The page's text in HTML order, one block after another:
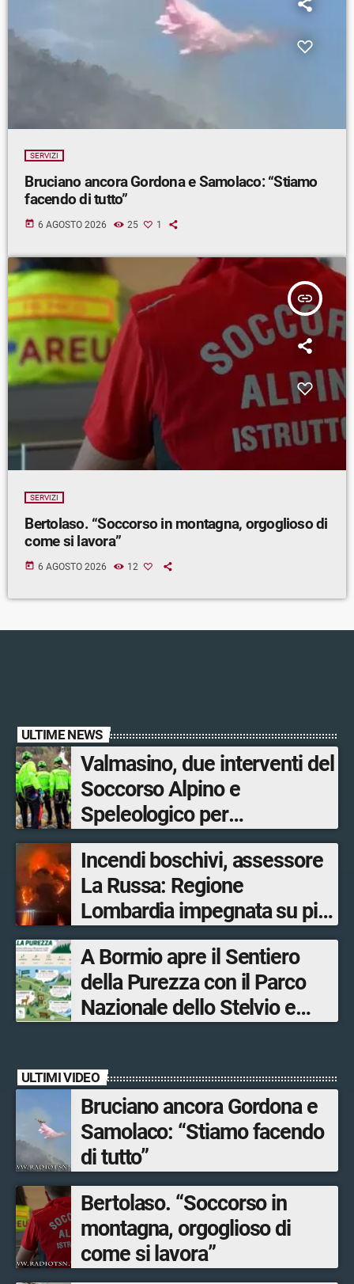
SERVIZI
Bruciano ancora Gordona e Samolaco: “Stiamo
facendo di tutto”
today 6 AGOSTO 2026 25 1
insert_link
SERVIZI
Bertolaso. “Soccorso in montagna, orgoglioso di
come si lavora”
today 6 AGOSTO 2026 12
ULTIME NEWS
Valmasino, due interventi del
Soccorso Alpino e
Speleologico per
escursionisti in difficoltà
Incendi boschivi, assessore
La Russa: Regione
Lombardia impegnata su più
fronti, 48 volontari coinvolti
tra le province di Lecco,
Sondrio, Milano e Como
A Bormio apre il Sentiero
della Purezza con il Parco
Nazionale dello Stelvio e
ULTIMI VIDEO
Bruciano ancora Gordona e
Samolaco: “Stiamo facendo
di tutto”
Bertolaso. “Soccorso in
montagna, orgoglioso di
come si lavora”